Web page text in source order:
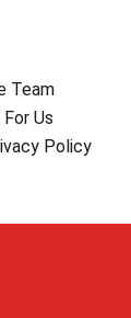
Team
Us
Policy